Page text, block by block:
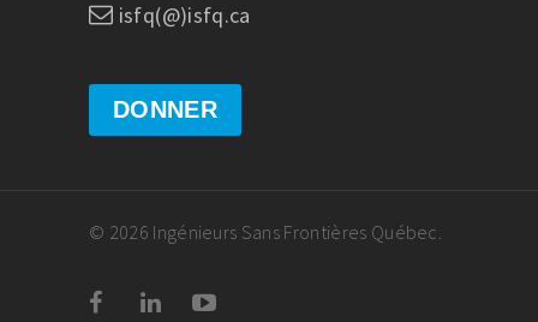
isfq(@)isfq.ca
DONNER
© 2026 Ingénieurs Sans Frontières Québec.